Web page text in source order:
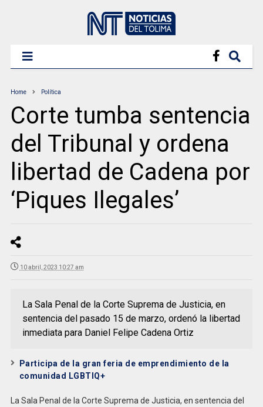
Home Política
Corte tumba sentencia
del Tribunal y ordena
libertad de Cadena por
‘Piques Ilegales’
10 abril, 2023 10:27 am
La Sala Penal de la Corte Suprema de Justicia, en
sentencia del pasado 15 de marzo, ordenó la libertad
inmediata para Daniel Felipe Cadena Ortiz
Participa de la gran feria de emprendimiento de la
comunidad LGBTIQ+
La Sala Penal de la Corte Suprema de Justicia, en sentencia del